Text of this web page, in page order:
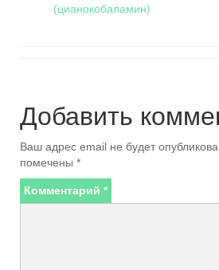
(цианокобаламин)
Добавить
Ваш адрес email не будет
помечены *
Комментарий *